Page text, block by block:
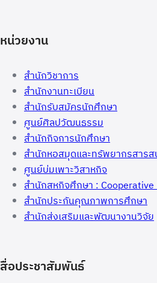
หน่วยงาน
สำนักวิชาการ
สำนักงานทะเบียน
สำนักรับสมัครนักศึกษา
ศูนย์ศิลปวัฒนธรรม
สำนักกิจการนักศึกษา
สำนักหอสมุดและทรัพยากรสารส
ศูนย์บ่มเพาะวิสาหกิจ
สำนักสหกิจศึกษา : Cooperative
สำนักประกันคุณภาพการศึกษา
สำนักส่งเสริมและพัฒนางานวิจัย
สื่อประชาสัมพันธ์